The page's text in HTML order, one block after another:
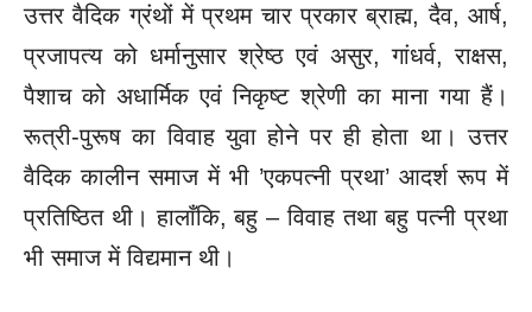
उत्तर वैदिक ग्रंथों में प्रथम चार प्रकार ब्राह्म, दैव, आर्ष,
प्रजापत्य को धर्मानुसार श्रेष्ठ एवं असुर, गांधर्व, राक्षस,
पैशाच को अधार्मिक एवं निकृष्ट श्रेणी का माना गया हैं।
रूत्री-पुरूष का विवाह युवा होने पर ही होता था। उत्तर
वैदिक कालीन समाज में भी ’एकपत्नी प्रथा’ आदर्श रूप में
प्रतिष्ठित थी। हालाँकि, बहु – विवाह तथा बहु पत्नी प्रथा
भी समाज में विद्यमान थी।